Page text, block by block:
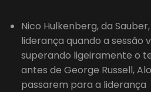
Nico Hulkenberg, da
liderança quando a sessão
superando ligeiramente o
antes de George Russell,
passarem para a liderança